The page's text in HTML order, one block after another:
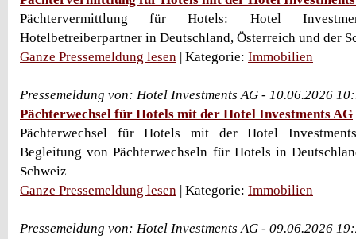
Pächtervermittlung für Hotels: Hotel
Hotelbetreiberpartner in Deutschland, Österreich und der
Ganze Pressemeldung lesen | Kategorie: Immobilien
Pressemeldung von: Hotel Investments AG - 10.06.2026
Pächterwechsel für Hotels mit der Hotel Investments AG
Pächterwechsel für Hotels mit der Hotel
Begleitung von Pächterwechseln für Hotels in
Schweiz
Ganze Pressemeldung lesen | Kategorie: Immobilien
Pressemeldung von: Hotel Investments AG - 09.06.2026